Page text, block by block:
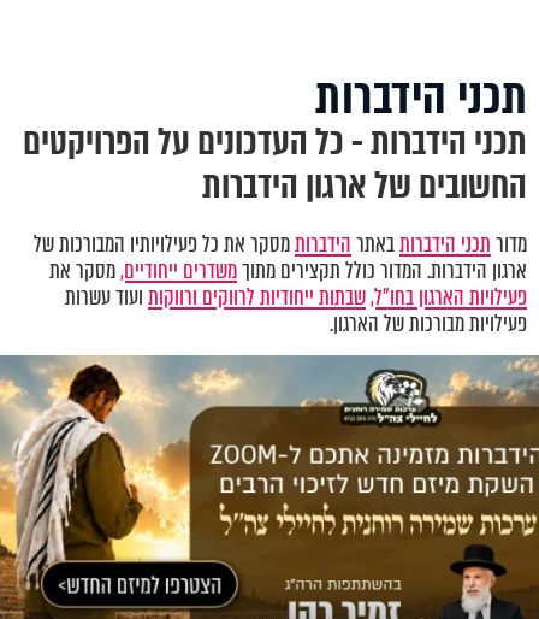
תכני הידברות
תכני הידברות - כל העדכונים על הפרויקטים
החשובים של ארגון הידברות
מדורתכני הידברותבאתרהידברותמסקר את כל פעילויותיו המבורכות של
ארגון הידברות. המדור כולל תקצירים מתוךמשדרים ייחודיים,מסקר את
פעילויות הארגון בחו"ל,שבתות ייחודיות לרווקים ורווקותועוד עשרות
פעילויות מבורכות של הארגון.